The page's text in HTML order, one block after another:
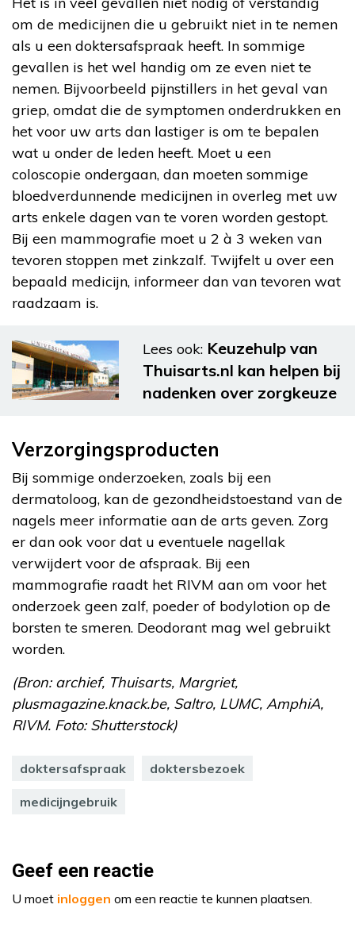
om de medicijnen die u gebruikt niet in te nemen
als u een doktersafspraak heeft. In sommige
gevallen is het wel handig om ze even niet te
nemen. Bijvoorbeeld pijnstillers in het geval van
griep, omdat die de symptomen onderdrukken en
het voor uw arts dan lastiger is om te bepalen
wat u onder de leden heeft. Moet u een
coloscopie ondergaan, dan moeten sommige
bloedverdunnende medicijnen in overleg met uw
arts enkele dagen van te voren worden gestopt.
Bij een mammografie moet u 2 à 3 weken van
tevoren stoppen met zinkzalf. Twijfelt u over een
bepaald medicijn, informeer dan van tevoren wat
raadzaam is.
Lees ook: Keuzehulp van
Thuisarts.nl kan helpen bij
nadenken over zorgkeuze
Verzorgingsproducten
Bij sommige onderzoeken, zoals bij een
dermatoloog, kan de gezondheidstoestand van de
nagels meer informatie aan de arts geven. Zorg
er dan ook voor dat u eventuele nagellak
verwijdert voor de afspraak. Bij een
mammografie raadt het RIVM aan om voor het
onderzoek geen zalf, poeder of bodylotion op de
borsten te smeren. Deodorant mag wel gebruikt
worden.
(Bron: archief, Thuisarts, Margriet,
plusmagazine.knack.be, Saltro, LUMC, AmphiA,
RIVM. Foto: Shutterstock)
doktersafspraak doktersbezoek
medicijngebruik
Geef een reactie
U moet inloggen om een reactie te kunnen plaatsen.